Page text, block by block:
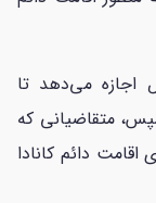
می‌دهد تا
متقاضیانی که
اقامت دائم کانادا